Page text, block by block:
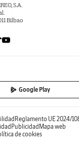
S.A.
Bilbao
Google Play
Reglamento UE 2024/
Publicidad Mapa web
de cookies